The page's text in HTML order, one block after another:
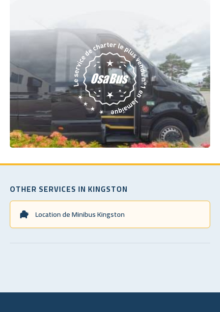
OTHER SERVICES IN KINGSTON
Location de Minibus Kingston